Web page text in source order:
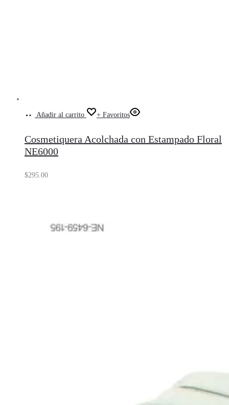
Añadir al carrito + Favoritos
Cosmetiquera Acolchada con Estampado Floral
NE6000
$295.00